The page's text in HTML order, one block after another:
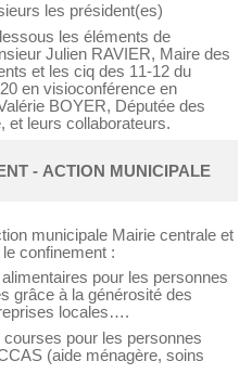
les président(es)
les éléments de
Julien RAVIER, Maire des
et les ciq des 11-12 du
en visioconférence en
BOYER, Députée des
et leurs collaborateurs.
- ACTION MUNICIPALE
municipale Mairie centrale et
confinement :
pour les personnes
grâce à la générosité des
locales….
pour les personnes
(aide ménagère, soins